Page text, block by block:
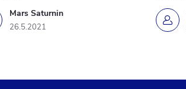
Mars Saturnin
26.5.2021